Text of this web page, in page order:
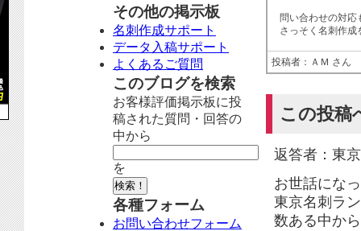
投稿者：ＡＭ さん
問い合わせの対応
さっそく名刺作成
この投稿
返答者：東
お世話にな
東京名刺ラ
数ある中か
その他の掲示板
名刺作成サポート
データ入稿サポート
よくあるご質問
このブログを検索
お客様評価掲示板に投
稿された質問・回答の
中から
を
各種フォーム
お問い合わせフォーム